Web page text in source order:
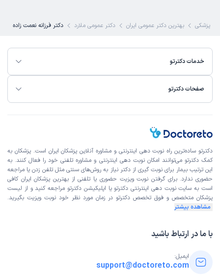
پزشکی بهترین دکتر عمومی ایران دکتر عمومی ملارد دکتر فرزانه نعمت زاده
خدمات دکترتو
صفحات دکترتو
دکترتو ساده‌ترین راه نوبت‌ دهی اینترنتی و مشاوره آنلاین پزشکان ایران است. پزشکان به
کمک دکترتو می‌توانند امکان نوبت دهی اینترنتی و مشاوره تلفنی خود را فعال کنند. به
این ترتیب بیمار برای نوبت گیری از دکتر نیاز به روش‌های سنتی مثل تلفن زدن یا مراجعه
حضوری ندارد. برای گرفتن نوبت ویزیت حضوری یا تلفنی از بهترین پزشکان ایران کافی
است به سایت نوبت دهی اینترنتی دکترتو یا اپلیکیشن دکترتو مراجعه کنید و از لیست
پزشکان متخصص و فوق تخصص دکترتو در زمان مورد نظر خود نوبت ویزیت بگیرید.
مشاهده بیشتر
با ما در ارتباط باشید
ایمیل:
support@doctoreto.com